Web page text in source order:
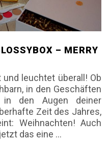
– MERRY
leuchtet überall! Ob
in den Geschäften
in den Augen deiner
Zeit des Jahres,
Weihnachten! Auch
das eine …